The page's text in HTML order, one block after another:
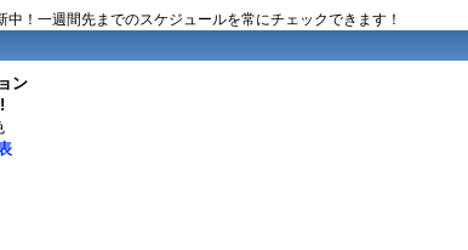
！一週間先までのスケジュールを常にチェックできます！
ン